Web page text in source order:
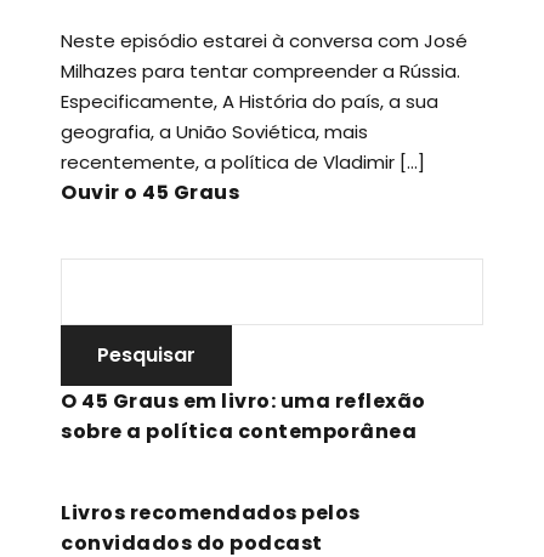
Neste episódio estarei à conversa com José
Milhazes para tentar compreender a Rússia.
Especificamente, A História do país, a sua
geografia, a União Soviética, mais
recentemente, a política de Vladimir […]
Ouvir o 45 Graus
O 45 Graus em livro: uma reflexão
sobre a política contemporânea
Livros recomendados pelos
convidados do podcast